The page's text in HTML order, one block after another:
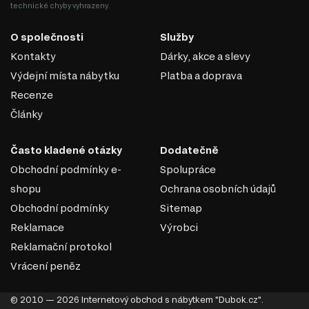
technické chyby vyhrazeny.
O společnosti
Kontakty
Výdejní místa nábytku
Recenze
Články
Služby
Dárky, akce a slevy
Platba a doprava
Často kladené otázky
Obchodní podmínky e-
shopu
Obchodní podmínky
Reklamace
Reklamační protokol
Vrácení peněz
Dodatečně
Spolupráce
Ochrana osobních údajů
Sitemap
Výrobci
© 2010 — 2026 Internetový obchod s nábytkem "Dubok.cz".